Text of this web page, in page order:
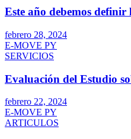
Este año debemos
febrero 28, 2024
E-MOVE PY
SERVICIOS
Evaluación del Estudio
febrero 22, 2024
E-MOVE PY
ARTICULOS